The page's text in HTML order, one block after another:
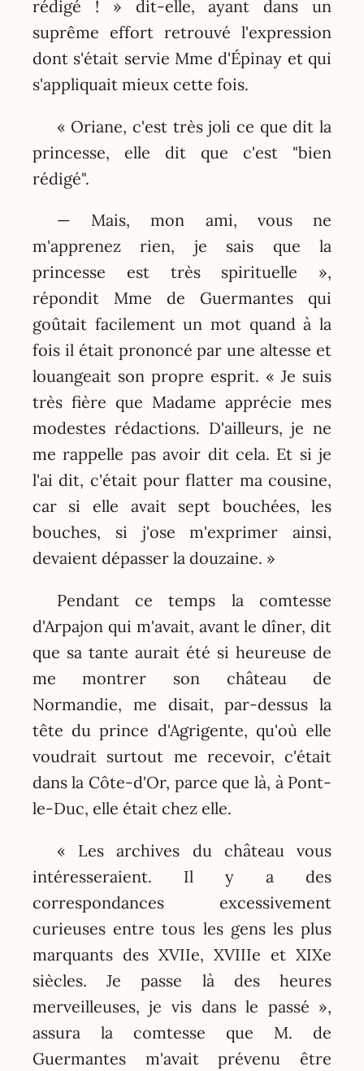
rédigé ! » dit-elle, ayant dans un
suprême effort retrouvé l'expression
dont s'était servie Mme d'Épinay et qui
s'appliquait mieux cette fois.
« Oriane, c'est très joli ce que dit la
princesse, elle dit que c'est "bien
rédigé".
— Mais, mon ami, vous ne
m'apprenez rien, je sais que la
princesse est très spirituelle »,
répondit Mme de Guermantes qui
goûtait facilement un mot quand à la
fois il était prononcé par une altesse et
louangeait son propre esprit. « Je suis
très fière que Madame apprécie mes
modestes rédactions. D'ailleurs, je ne
me rappelle pas avoir dit cela. Et si je
l'ai dit, c'était pour flatter ma cousine,
car si elle avait sept bouchées, les
bouches, si j'ose m'exprimer ainsi,
devaient dépasser la douzaine. »
Pendant ce temps la comtesse
d'Arpajon qui m'avait, avant le dîner, dit
que sa tante aurait été si heureuse de
me montrer son château de
Normandie, me disait, par-dessus la
tête du prince d'Agrigente, qu'où elle
voudrait surtout me recevoir, c'était
dans la Côte-d'Or, parce que là, à Pont-
le-Duc, elle était chez elle.
« Les archives du château vous
intéresseraient. Il y a des
correspondances excessivement
curieuses entre tous les gens les plus
marquants des XVIIe, XVIIIe et XIXe
siècles. Je passe là des heures
merveilleuses, je vis dans le passé »,
assura la comtesse que M. de
Guermantes m'avait prévenu être